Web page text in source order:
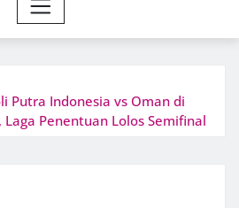
Putra Indonesia vs Oman di
Laga Penentuan Lolos Semifinal